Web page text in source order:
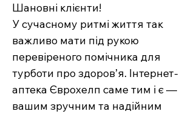
Шановні клієнти!
У сучасному ритмі життя так
важливо мати під рукою
перевіреного помічника для
турботи про здоров’я. Інтернет-
аптека Єврохелп саме тим і є —
вашим зручним та надійним